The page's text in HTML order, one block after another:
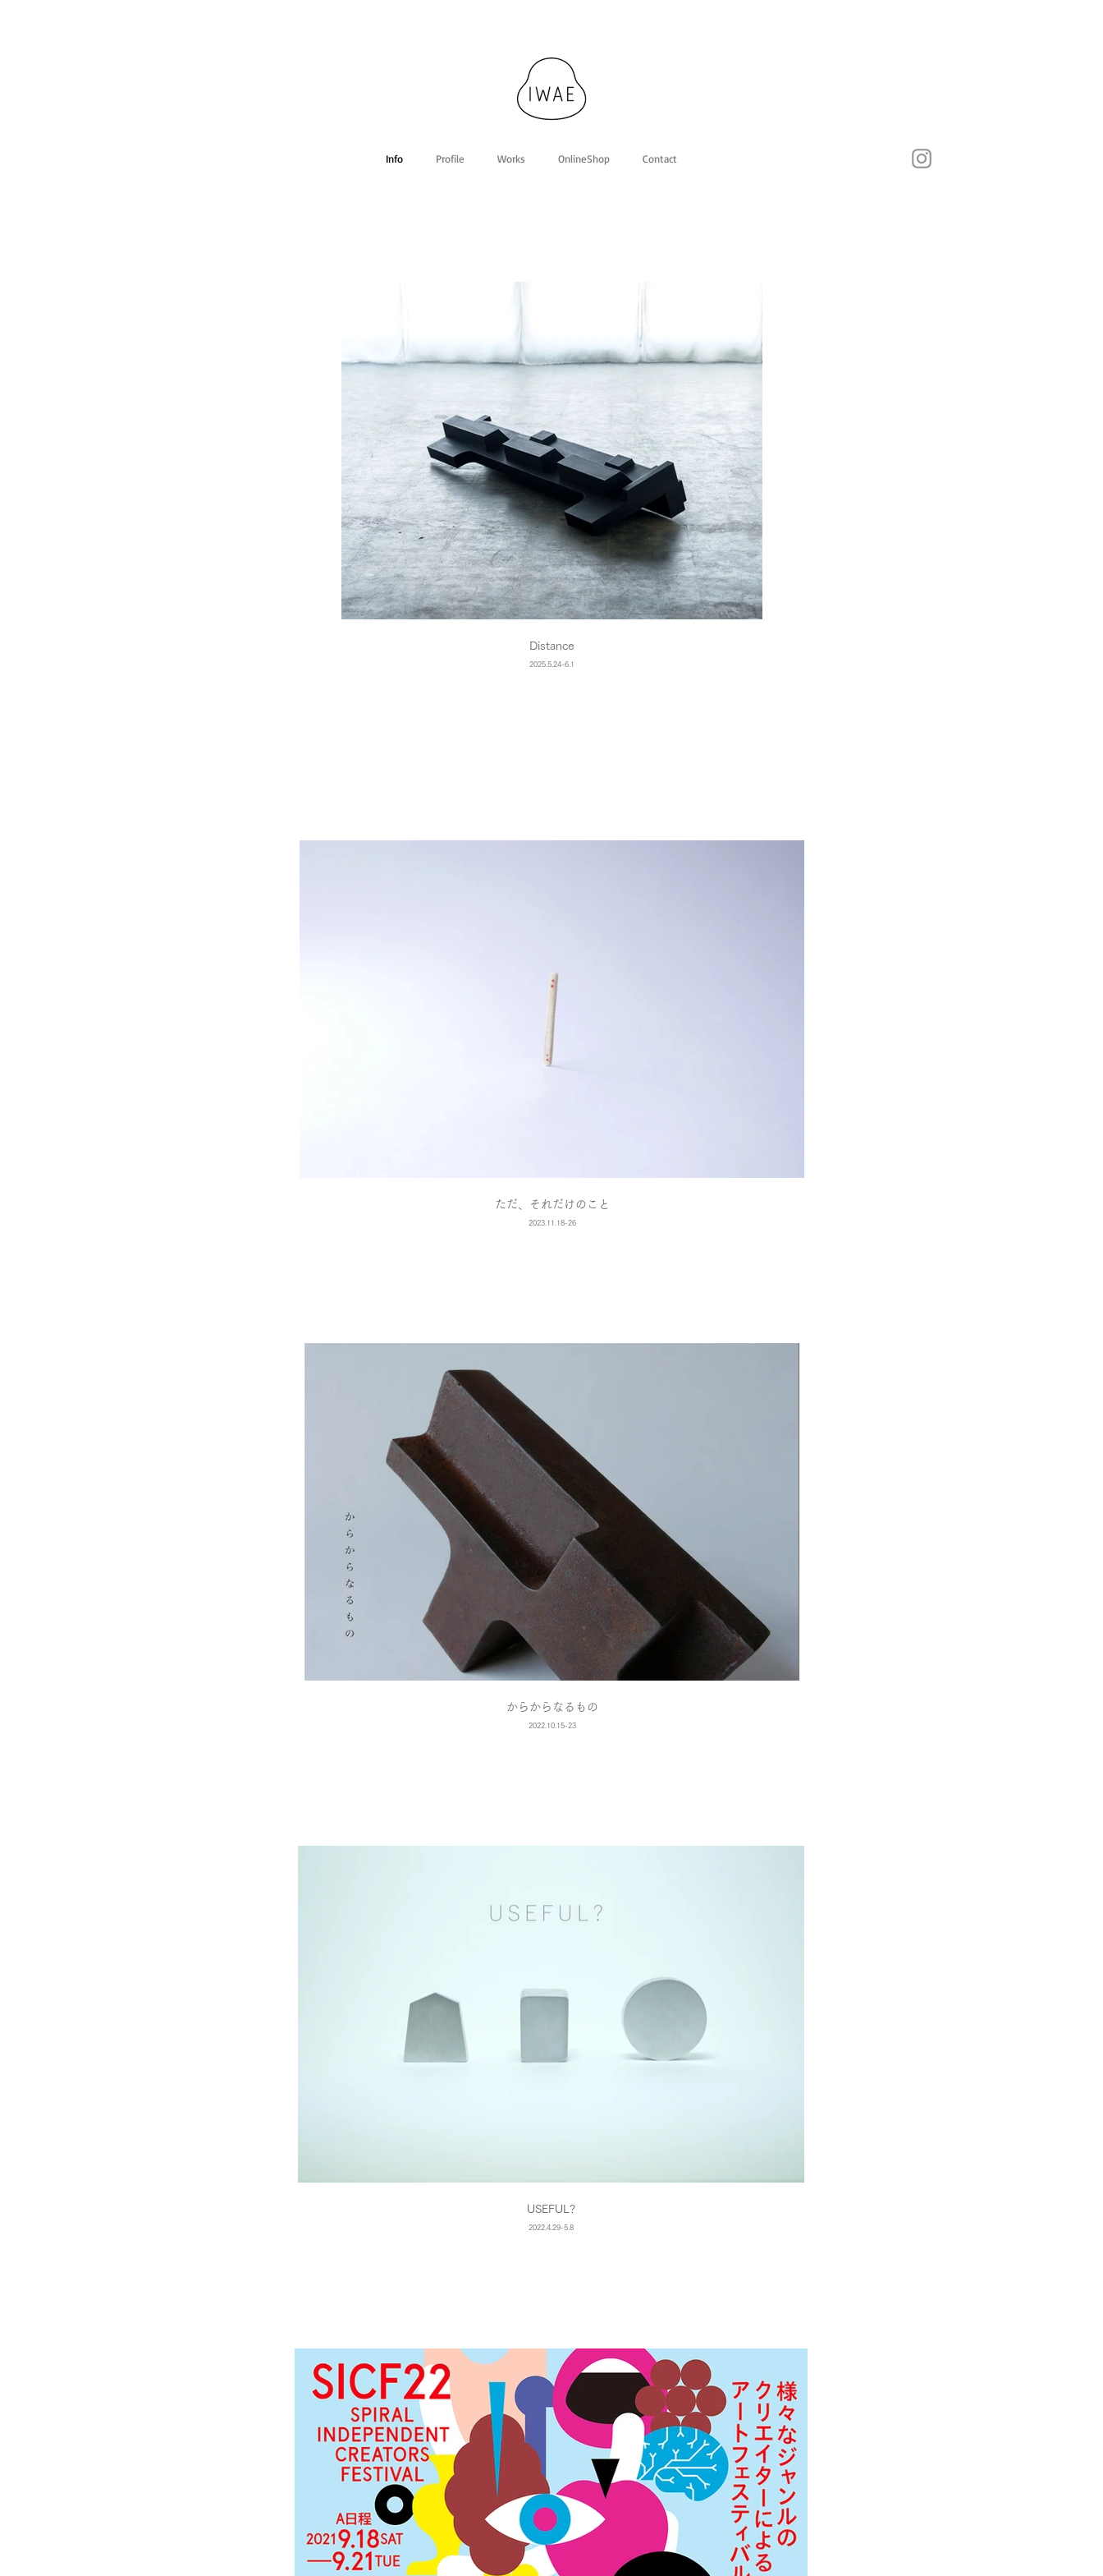
Info Profile Works OnlineShop Contact
Distance
2025.5.24-6.1
ただ、それだけのこと
2023.11.18-26
からからなるもの
2022.10.15-23
USEFUL?
2022.4.29-5.8